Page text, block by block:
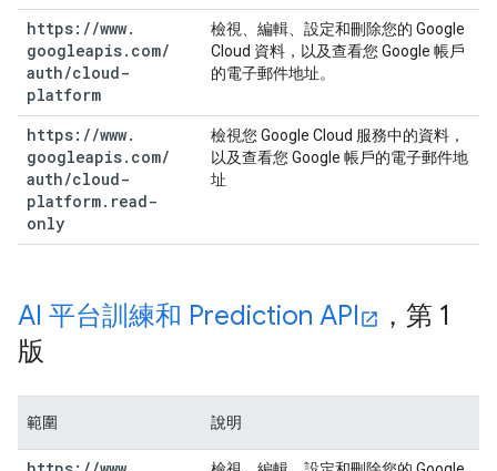
https: //www.
googleapis. com/
auth/cloud-
platform
檢視、編輯、設定和刪除您的 Google
Cloud 資料，以及查看您 Google 帳戶
的電子郵件地址。
https: //www.
googleapis. com/
auth/cloud-
platform. read-
only
檢視您 Google Cloud 服務中的資料，
以及查看您 Google 帳戶的電子郵件地
址
AI 平台訓練和 Prediction API
，第 1
版
範圍 說明